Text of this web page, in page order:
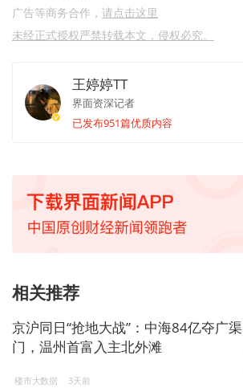
广告等商务合作， 请点击这里
未经正式授权严禁转载本文，侵权必究。
王婷婷TT
界面资深记者
已发布951篇优质内容
相关推荐
京沪同日“抢地大战”：中海84亿夺广渠
门，温州首富入主北外滩
楼市大数据 3天前